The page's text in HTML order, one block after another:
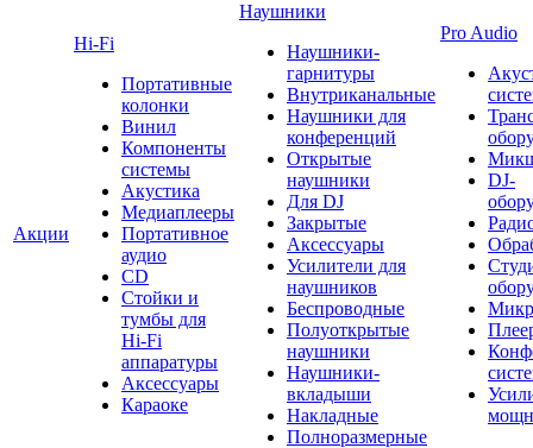
Акции
Hi-Fi
Портативные
колонки
Винил
Компоненты
системы
Акустика
Медиаплееры
Портативное
аудио
CD
Стойки и
тумбы для
Hi-Fi
аппаратуры
Аксессуары
Караоке
Наушники
Наушники-
гарнитуры
Внутриканальные
Наушники для
конференций
Открытые
наушники
Для DJ
Закрытые
Аксессуары
Усилители для
наушников
Беспроводные
Полуоткрытые
наушники
Наушники-
вкладыши
Накладные
Полноразмерные
Pro Audio
DJ-